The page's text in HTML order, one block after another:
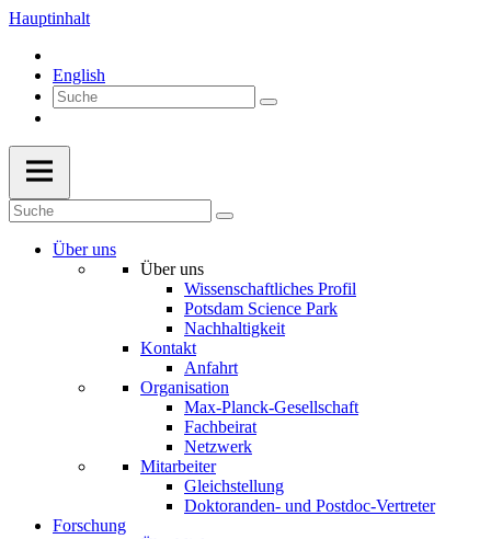
Hauptinhalt
English
Über uns
Über uns
Wissenschaftliches Profil
Potsdam Science Park
Nachhaltigkeit
Kontakt
Anfahrt
Organisation
Max-Planck-Gesellschaft
Fachbeirat
Netzwerk
Mitarbeiter
Gleichstellung
Doktoranden- und Postdoc-Vertreter
Forschung